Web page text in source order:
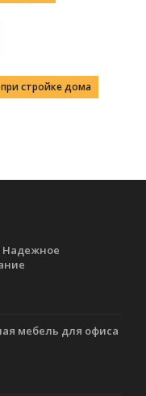
стройке дома
Надежное
мебель для офиса